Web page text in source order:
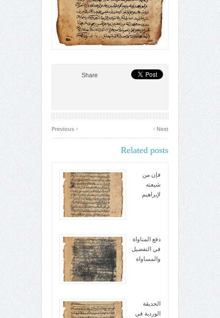
Share
‹ Next
›
Related posts
فإن من
شيعته
لإبراهيم
دفع المناواة
في التفضيل
والمساواة
الحديقة
الوردية في